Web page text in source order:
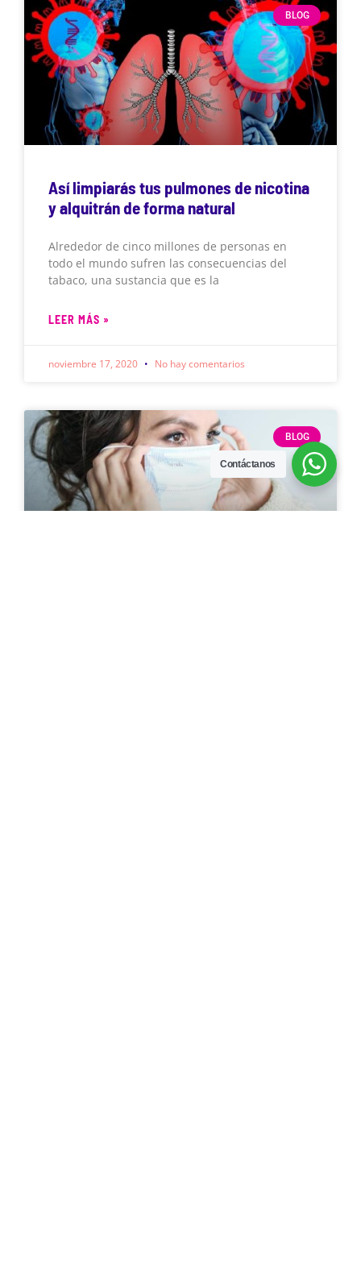
BLOG
Así limpiarás tus pulmones de nicotina
y alquitrán de forma natural
Alrededor de cinco millones de personas en
todo el mundo sufren las consecuencias del
tabaco, una sustancia que es la
LEER MÁS »
noviembre 17, 2020 No hay comentarios
BLOG
Contáctanos